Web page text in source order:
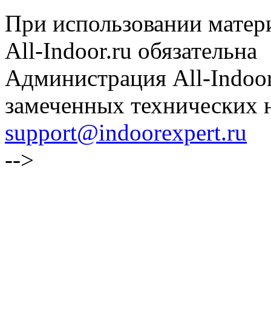
При использовании
All-Indoor.ru обязательна
Администрация All-
замеченных технических
support@indoorexpert.ru
-->